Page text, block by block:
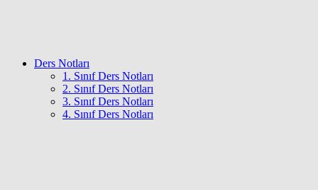
Ders Notları
1. Sınıf Ders Notları
2. Sınıf Ders Notları
3. Sınıf Ders Notları
4. Sınıf Ders Notları